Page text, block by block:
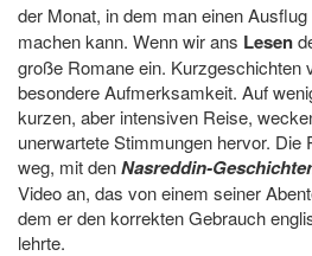
der Monat, in dem man einen Ausflug
machen kann. Wenn wir ans Lesen
große Romane ein. Kurzgeschichten
besondere Aufmerksamkeit. Auf
kurzen, aber intensiven Reise,
unerwartete Stimmungen hervor. Die
weg, mit denNasreddin-
Video an, das von einem seiner
dem er den korrekten Gebrauch
lehrte.